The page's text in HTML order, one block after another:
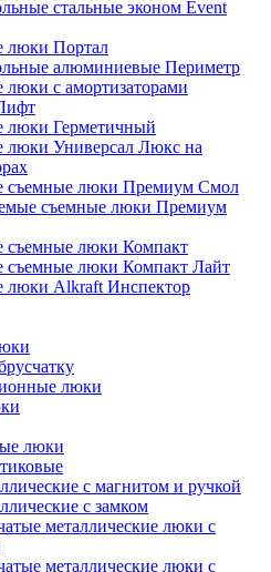
стальные эконом Event
люки Портал
алюминиевые Периметр
с амортизаторами
люки Герметичный
люки Универсал Люкс на
съемные люки Премиум Смол
съемные люки Премиум
съемные люки Компакт
съемные люки Компакт Лайт
люки Alkraft Инспектор
люки
люки
с магнитом и ручкой
с замком
металлические люки с
металлические люки с